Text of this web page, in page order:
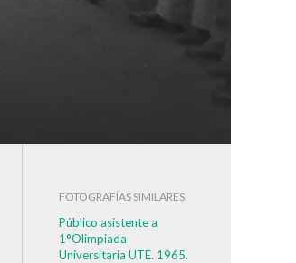
FOTOGRAFÍAS SIMILARES
Público asistente a
1°Olimpiada
Universitaria UTE. 1965.